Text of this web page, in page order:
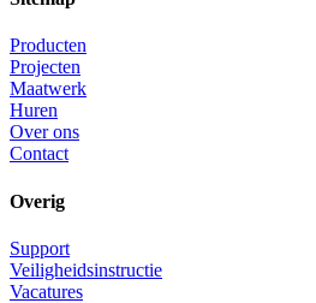
Producten
Projecten
Maatwerk
Huren
Over ons
Contact
Overig
Support
Veiligheidsinstructie
Vacatures